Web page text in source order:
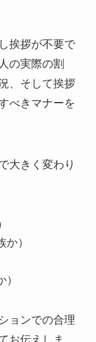
挨拶が不要で
の実際の割
、そして挨拶
べきマナーを
大きく変わり
）
ョンでの合理
お伝えしま